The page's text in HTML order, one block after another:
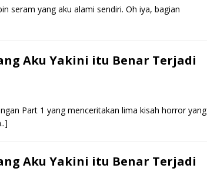
seram yang aku alami sendiri. Oh iya, bagian
Aku Yakini itu Benar Terjadi
Part 1 yang menceritakan lima kisah horror yang
Aku Yakini itu Benar Terjadi